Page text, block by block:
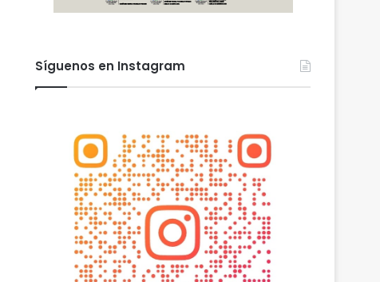
Síguenos en Instagram